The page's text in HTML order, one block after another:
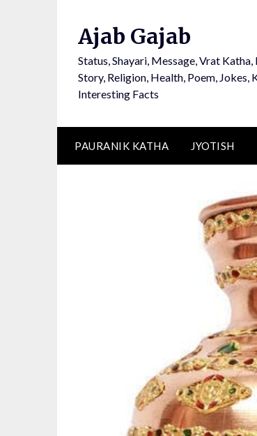
Ajab Gajab
Status, Shayari, Message, Vrat
Story, Religion, Health, Poem, Jokes,
Interesting Facts
PAURANIK KATHA JYOTISH